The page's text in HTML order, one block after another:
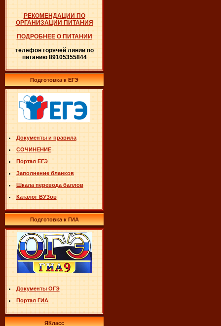
РЕКОМЕНДАЦИИ ПО
ОРГАНИЗАЦИИ ПИТАНИЯ
ПОДРОБНЕЕ О ПИТАНИИ
телефон горячей линии по
питанию 89105355844
Подготовка к ЕГЭ
Документы и правила
СОЧИНЕНИЕ
Портал ЕГЭ
Заполнение бланков
Шкала перевода баллов
Каталог ВУЗов
Подготовка к ГИА
Документы ОГЭ
Портал ГИА
ЯКласс